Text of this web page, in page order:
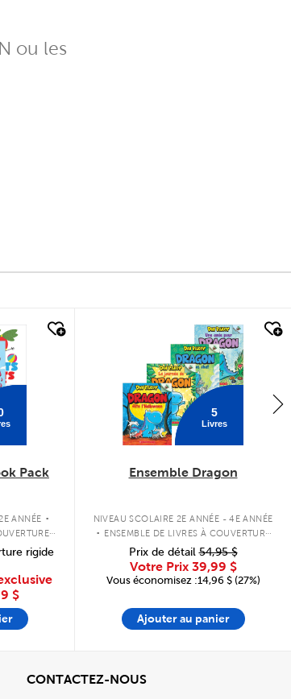
ou les
Pack
ANNÉE .
rigide
$
5
Livres
Ensemble Dragon
NIVEAU SCOLAIRE 2E ANNÉE - 4E ANNÉE
. ENSEMBLE DE LIVRES À COUVERTURE
SOUPLE
Prix de détail54,95 $
Votre Prix 39,99 $
Vous économisez :14,96 $ (27%)
Ajouter au panier
CONTACTEZ-NOUSView